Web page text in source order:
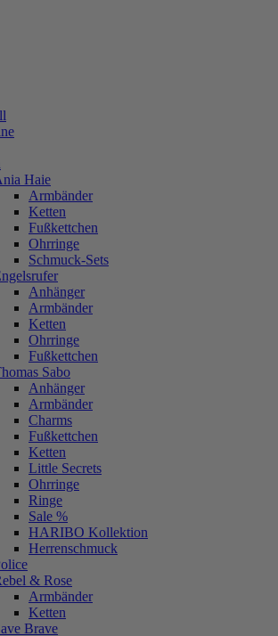
Haie
Armbänder
Ketten
Fußkettchen
Ohrringe
Schmuck-Sets
Anhänger
Armbänder
Ketten
Ohrringe
Fußkettchen
Sabo
Anhänger
Armbänder
Charms
Fußkettchen
Ketten
Little Secrets
Ohrringe
Ringe
Sale %
HARIBO Kollektion
Herrenschmuck
& Rose
Armbänder
Ketten
Brave